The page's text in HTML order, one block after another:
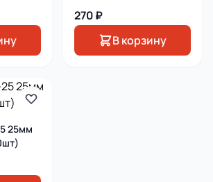
270 ₽
В корзину
25мм